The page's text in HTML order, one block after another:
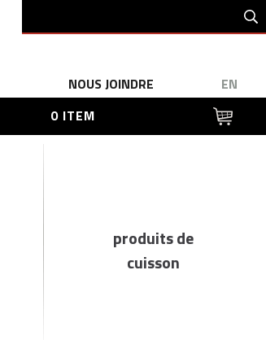
NOUS JOINDRE
EN
0 ITEM
produits de
cuisson